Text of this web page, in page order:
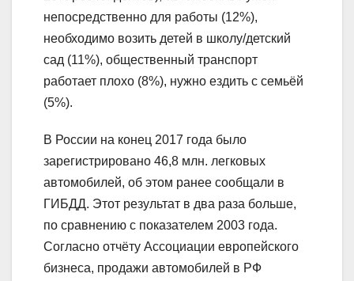
непосредственно для работы (12%),
необходимо возить детей в школу/детский
сад (11%), общественный транспорт
работает плохо (8%), нужно ездить с семьёй
(5%).
В России на конец 2017 года было
зарегистрировано 46,8 млн. легковых
автомобилей, об этом ранее сообщали в
ГИБДД. Этот результат в два раза больше,
по сравнению с показателем 2003 года.
Согласно отчёту Ассоциации европейского
бизнеса, продажи автомобилей в РФ